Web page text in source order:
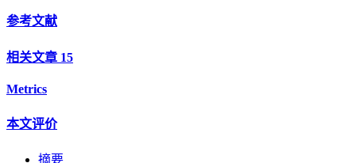
参考文献
相关文章 15
Metrics
本文评价
摘要